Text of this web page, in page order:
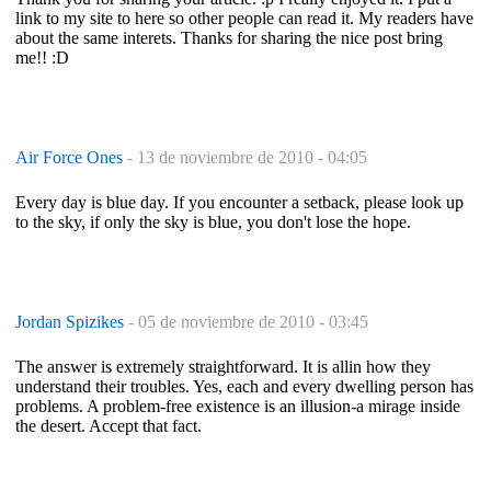
link to my site to here so other people can read it. My readers have
about the same interets. Thanks for sharing the nice post bring
me!! :D
Air Force Ones - 13 de noviembre de 2010 - 04:05
Every day is blue day. If you encounter a setback, please look up
to the sky, if only the sky is blue, you don't lose the hope.
Jordan Spizikes - 05 de noviembre de 2010 - 03:45
The answer is extremely straightforward. It is allin how they
understand their troubles. Yes, each and every dwelling person has
problems. A problem-free existence is an illusion-a mirage inside
the desert. Accept that fact.